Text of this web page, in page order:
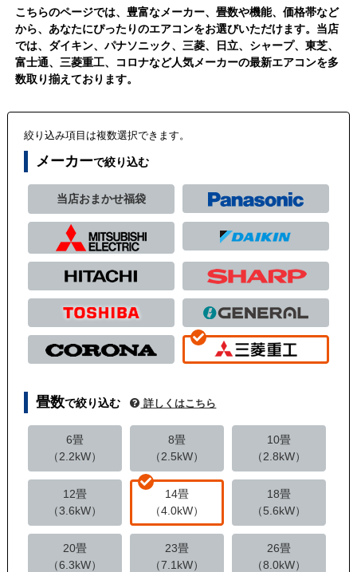
こちらのページでは、豊富なメーカー、畳数や機能、価格帯など
から、あなたにぴったりのエアコンをお選びいただけます。当店
では、ダイキン、パナソニック、三菱、日立、シャープ、東芝、
富士通、三菱重工、コロナなど人気メーカーの最新エアコンを多
数取り揃えております。
絞り込み項目は複数選択できます。
メーカーで絞り込む
当店おまかせ福袋
畳数で絞り込む 詳しくはこちら
6畳
（2.2kW）
8畳
（2.5kW）
10畳
（2.8kW）
12畳
（3.6kW）
14畳
（4.0kW）
18畳
（5.6kW）
20畳
（6.3kW）
23畳
（7.1kW）
26畳
（8.0kW）